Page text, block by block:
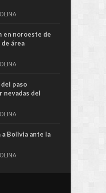
en noroeste de
área
paso
del
Bolivia ante la